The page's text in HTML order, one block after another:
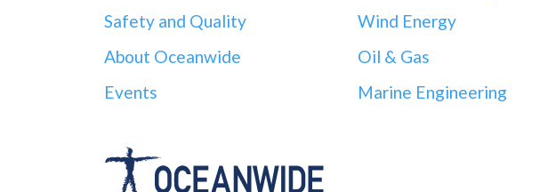
Safety and Quality
About Oceanwide
Events
Wind Energy
Oil & Gas
Marine Engineering